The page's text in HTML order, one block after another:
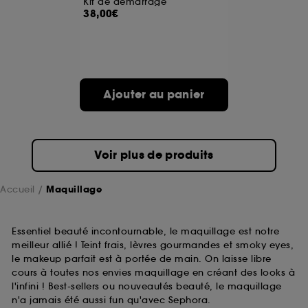
38,00€
Ajouter au panier
Voir plus de produits
Accueil Maquillage
Essentiel beauté incontournable, le maquillage est notre
meilleur allié ! Teint frais, lèvres gourmandes et smoky eyes,
le makeup parfait est à portée de main. On laisse libre
cours à toutes nos envies maquillage en créant des looks à
l'infini ! Best-sellers ou nouveautés beauté, le maquillage
n'a jamais été aussi fun qu'avec Sephora.
choix" ci-dessous ou décider de "tout accepter".
Sephora pourra associer les informations de
navigation collectées par ces Cookies, pour les
sur "continuer sans accepter". Voous pouvez à tout
moment choisir de retirer votrte consentement. Si vous
souhaitez obtenir plus d'information sur les cookies